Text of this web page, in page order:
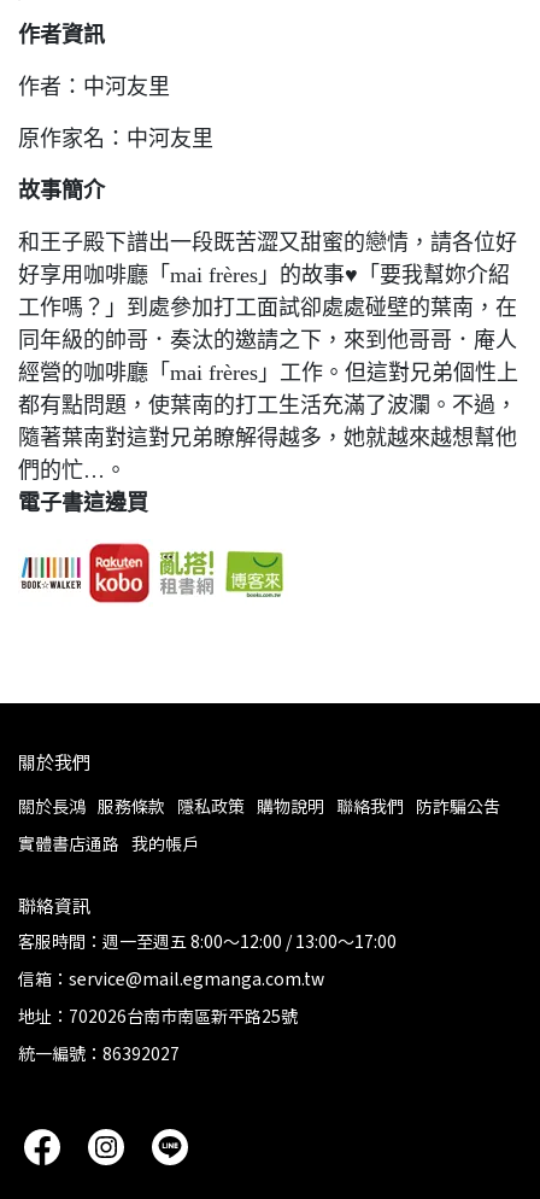
作者資訊
作者：中河友里
原作家名：中河友里
故事簡介
和王子殿下譜出一段既苦澀又甜蜜的戀情，請各位好
好享用咖啡廳「mai frères」的故事♥「要我幫妳介紹
工作嗎？」到處參加打工面試卻處處碰壁的葉南，在
同年級的帥哥．奏汰的邀請之下，來到他哥哥．庵人
經營的咖啡廳「mai frères」工作。但這對兄弟個性上
都有點問題，使葉南的打工生活充滿了波瀾。不過，
隨著葉南對這對兄弟瞭解得越多，她就越來越想幫他
們的忙…。
電子書這邊買
關於我們
關於長鴻 服務條款 隱私政策 購物說明 聯絡我們 防詐騙公告
實體書店通路 我的帳戶
聯絡資訊
客服時間：週一至週五 8:00～12:00 / 13:00～17:00
信箱：service@mail.egmanga.com.tw
地址：702026台南市南區新平路25號
統一編號：86392027